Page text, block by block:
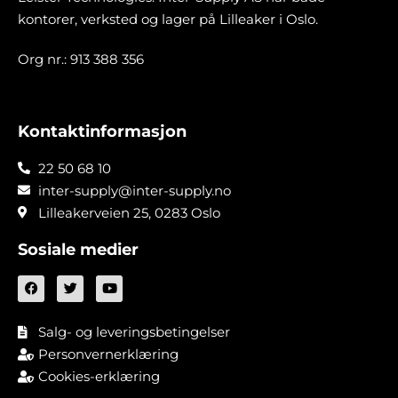
kontorer, verksted og lager på Lilleaker i Oslo.
Org nr.: 913 388 356
Kontaktinformasjon
22 50 68 10
inter-supply@inter-supply.no
Lilleakerveien 25, 0283 Oslo
Sosiale medier
Salg- og leveringsbetingelser
Personvernerklæring
Cookies-erklæring